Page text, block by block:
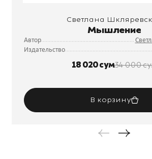
Светлана
Мышление
Автор
Издательство
18 020 сум34 000
В корзину